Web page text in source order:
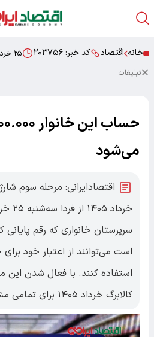
خانه اقتصاد کد خبر: ۲۰۳۷۵۶ ۲۵ خرداد ۱۴۰۵ ۱۲:۳۴
تبلیغات
می‌شود
اقتصادایرانی: مرحله سوم
است می‌توانند از اعتبار خود
استفاده کنند. با فعال شدن این
کالابرگ خرداد ۱۴۰۵ برای تمامی مشمولان تکمیل می‌شود.